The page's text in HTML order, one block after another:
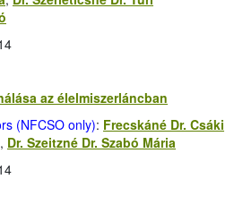
az élelmiszerláncban
(NFCSO only): Frecskáné Dr. Csáki
, Dr. Szeitzné Dr. Szabó Mária